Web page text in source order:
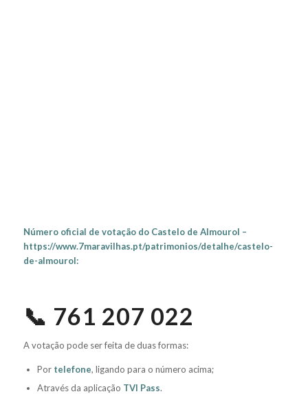
Número oficial de votação do Castelo de Almourol –
https://www.7maravilhas.pt/patrimonios/detalhe/castelo-
de-almourol:
📞 761 207 022
A votação pode ser feita de duas formas:
Por telefone, ligando para o número acima;
Através da aplicação TVI Pass.